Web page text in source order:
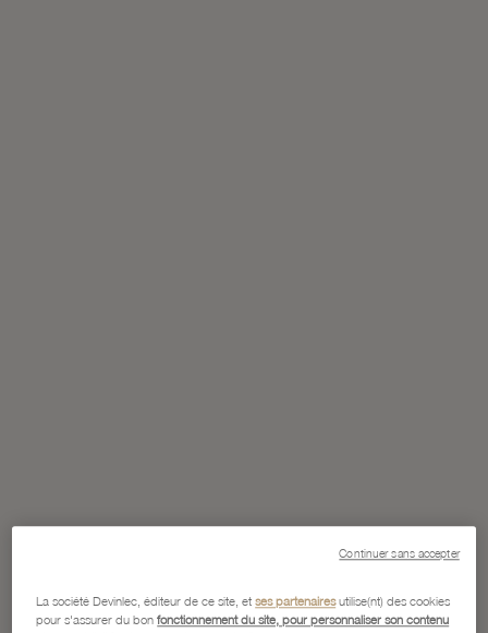
La société Devinlec, éditeur de ce site, etses partenairesutilise(nt) des cookies
pour s'assurer du bonfonctionnement du site, pour personnaliser son contenu
Continuer sans accepter